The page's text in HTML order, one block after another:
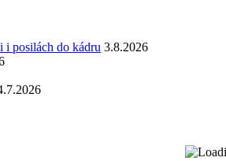
posilách do kádru 3.8.2026